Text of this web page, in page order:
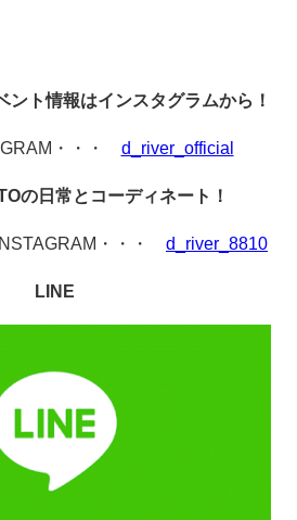
ント情報はインスタグラムから！
・・・ d_river_official
の日常とコーディネート！
・・・ d_river_8810
LINE